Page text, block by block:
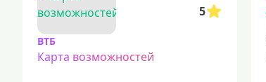
5
ВТБ
Карта возможностей